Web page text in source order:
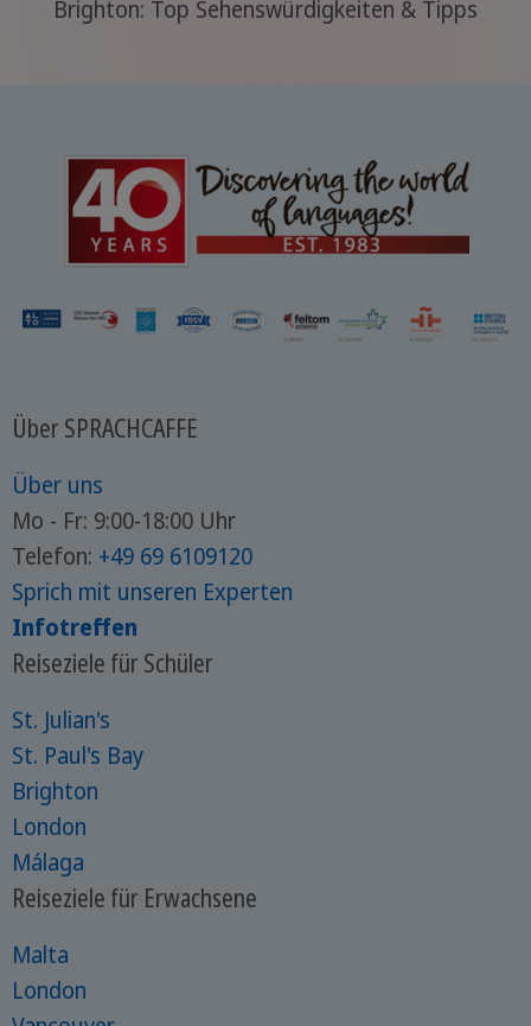
Brighton: Top Sehenswürdigkeiten & Tipps
Über SPRACHCAFFE
Über uns
Mo - Fr: 9:00-18:00 Uhr
Telefon: +49 69 6109120
Sprich mit unseren Experten
Infotreffen
Reiseziele für Schüler
St. Julian's
St. Paul's Bay
Brighton
London
Málaga
Reiseziele für Erwachsene
Malta
London